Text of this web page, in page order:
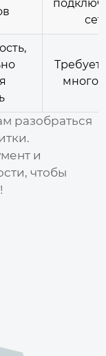
Требует
много
разобраться
.
и
чтобы